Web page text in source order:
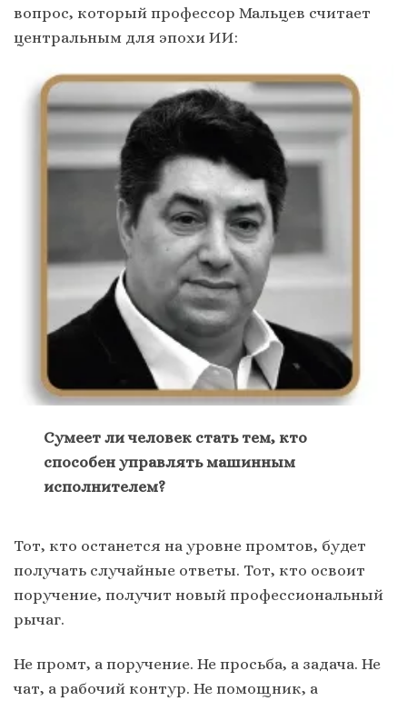
вопрос, который профессор Мальцев считает
центральным для эпохи ИИ:
Сумеет ли человек стать тем, кто
способен управлять машинным
исполнителем?
Тот, кто останется на уровне промтов, будет
получать случайные ответы. Тот, кто освоит
поручение, получит новый профессиональный
рычаг.
Не промт, а поручение. Не просьба, а задача. Не
чат, а рабочий контур. Не помощник, а